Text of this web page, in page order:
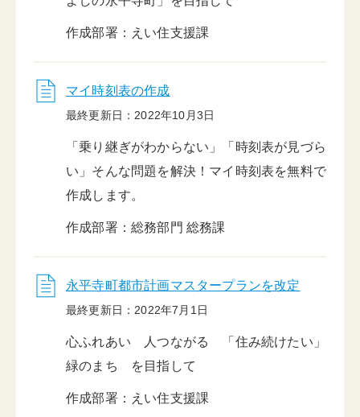
作成部署：えい住支援課
マイ時刻表の作成
最終更新日：2022年10月3日
「乗り継ぎがわからない」「時刻表が見づら
い」そんな問題を解決！マイ時刻表を無料で
作成します。
作成部署：総務部門 総務課
永平寺町都市計画マスタープランを改定
最終更新日：2022年7月1日
心ふれあい 人つながる 「住み続けたい」
緑のまち を目指して
作成部署：えい住支援課